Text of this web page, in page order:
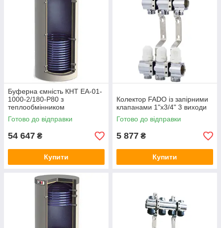
Буферна ємність КНТ ЕА-01-
1000-2/180-P80 з
теплообмінником
Готово до відправки
54 647 ₴
Купити
Колектор FADO із запірними
клапанами 1"х3/4" 3 виходи
Готово до відправки
5 877 ₴
Купити